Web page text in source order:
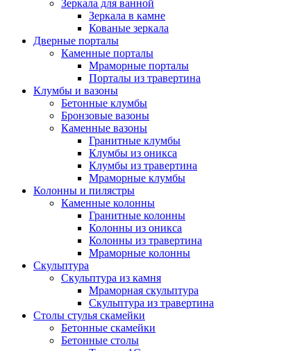
Зеркала для ванной
Зеркала в камне
Кованые зеркала
Дверные порталы
Каменные порталы
Мраморные порталы
Порталы из травертина
Клумбы и вазоны
Бетонные клумбы
Бронзовые вазоны
Каменные вазоны
Гранитные клумбы
Клумбы из оникса
Клумбы из травертина
Мраморные клумбы
Колонны и пилястры
Каменные колонны
Гранитные колонны
Колонны из оникса
Колонны из травертина
Мраморные колонны
Скульптура
Скульптура из камня
Мраморная скульптура
Скульптура из травертина
Столы стулья скамейки
Бетонные скамейки
Бетонные столы